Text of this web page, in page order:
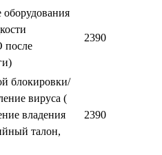
оборудования
после
2390
блокировки/
вируса (
владения
талон,
2390